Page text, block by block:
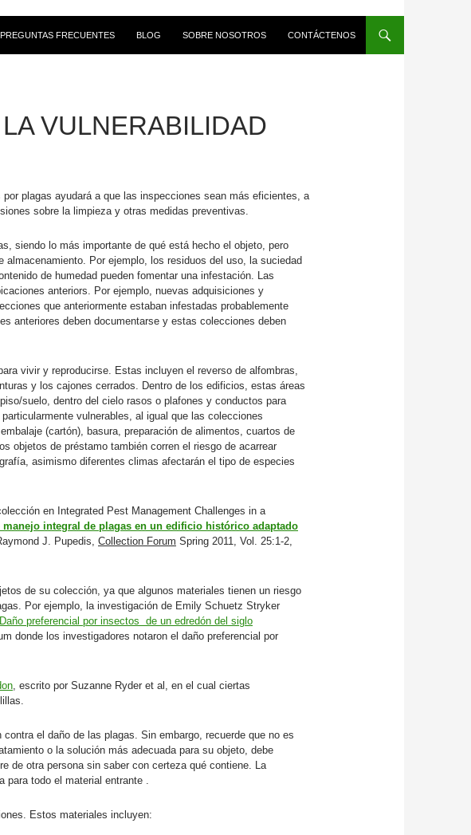
FRECUENTES BLOG SOBRE NOSOTROS CONTÁCTENOS
VULNERABILIDAD
plagas ayudará a que las inspecciones sean más eficientes, a
sobre la limpieza y otras medidas preventivas.
siendo lo más importante de qué está hecho el objeto, pero
Por ejemplo, los residuos del uso, la suciedad
de humedad pueden fomentar una infestación. Las
anteriors. Por ejemplo, nuevas adquisiciones y
que anteriormente estaban infestadas probablemente
anteriores deben documentarse y estas colecciones deben
vivir y reproducirse. Estas incluyen el reverso de alfombras,
y los cajones cerrados. Dentro de los edificios, estas áreas
suelo, dentro del cielo rasos o plafones y conductos para
vulnerables, al igual que las colecciones
(cartón), basura, preparación de alimentos, cuartos de
objetos de préstamo también corren el riesgo de acarrear
asimismo diferentes climas afectarán el tipo de especies
en Integrated Pest Management Challenges in a
manejo integral de plagas en un edificio histórico adaptado
J. Pupedis, Collection Forum Spring 2011, Vol. 25:1-2,
de su colección, ya que algunos materiales tienen un riesgo
Por ejemplo, la investigación de Emily Schuetz Stryker
preferencial por insectos de un edredón del siglo
donde los investigadores notaron el daño preferencial por
, escrito por Suzanne Ryder et al, en el cual ciertas
el daño de las plagas. Sin embargo, recuerde que no es
o la solución más adecuada para su objeto, debe
de otra persona sin saber con certeza qué contiene. La
para todo el material entrante .
Estos materiales incluyen: